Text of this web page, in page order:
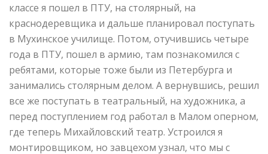
классе я пошел в ПТУ, на столярный, на
краснодеревщика и дальше планировал поступать
в Мухинское училище. Потом, отучившись четыре
года в ПТУ, пошел в армию, там познакомился с
ребятами, которые тоже были из Петербурга и
занимались столярным делом. А вернувшись, решил
все же поступать в театральный, на художника, а
перед поступлением год работал в Малом оперном,
где теперь Михайловский театр. Устроился я
монтировщиком, но завцехом узнал, что мы с